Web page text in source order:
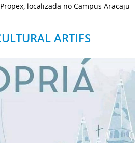
localizada no Campus Aracaju
ARTIFS